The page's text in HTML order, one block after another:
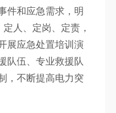
件和应急需求，明
人、定岗、定责，
展应急处置培训演
队伍、专业救援队
，不断提高电力突